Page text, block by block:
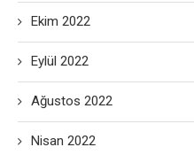
Ekim 2022
Eylül 2022
Ağustos 2022
Nisan 2022